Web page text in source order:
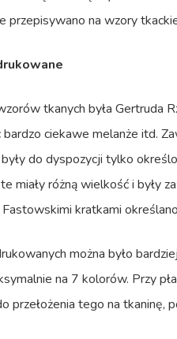
przepisywano na wzory
tkanych była Gertruda
ciekawe melanże itd.
do dyspozycji tylko
miały różną wielkość i były
kratkami
można było
na 7 kolorów. Przy
przełożenia tego na tkaninę,